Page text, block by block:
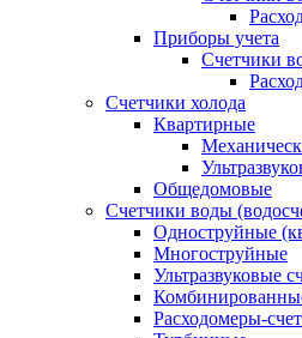
Приборы учета
Счетчики
Счетчики холода
Квартирные
Общедомовые
Счетчики воды
Одноструйные
Многоструйные
Ультразвуковые
Расходомеры-